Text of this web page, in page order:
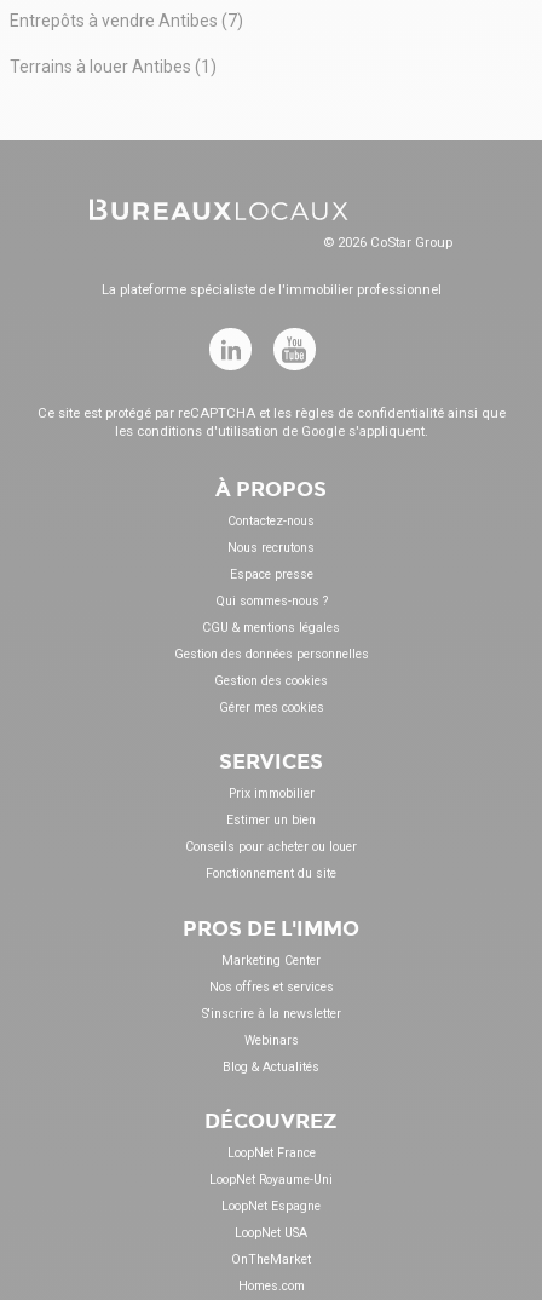
Entrepôts à vendre Antibes (7)
Terrains à louer Antibes (1)
© 2026 CoStar Group
La plateforme spécialiste de l'immobilier professionnel
Ce site est protégé par reCAPTCHA et les règles de confidentialitéainsi que
les conditions d'utilisation de Google s'appliquent.
À PROPOS
Contactez-nous
Nous recrutons
Espace presse
Qui sommes-nous ?
CGU & mentions légales
Gestion des données personnelles
Gestion des cookies
Gérer mes cookies
SERVICES
Prix immobilier
Estimer un bien
Conseils pour acheter ou louer
Fonctionnement du site
PROS DE L'IMMO
Marketing Center
Nos offres et services
S'inscrire à la newsletter
Webinars
Blog & Actualités
DÉCOUVREZ
LoopNet France
LoopNet Royaume-Uni
LoopNet Espagne
LoopNet USA
OnTheMarket
Homes.com